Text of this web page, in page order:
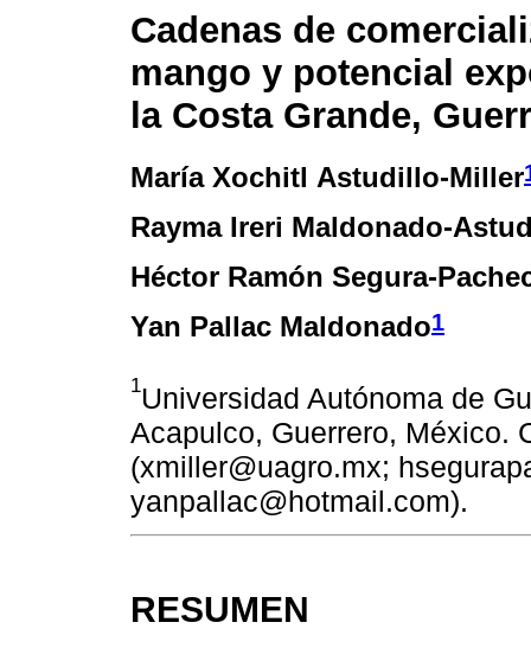
Cadenas de
mango y potencial
la Costa Grande,
María Xochitl Astudillo-Miller
Rayma Ireri Maldonado-
Héctor Ramón Segura-
Yan Pallac Maldonado1
1Universidad Autónoma de
Acapulco, Guerrero, México.
(xmiller@uagro.mx;
yanpallac@hotmail.com).
RESUMEN